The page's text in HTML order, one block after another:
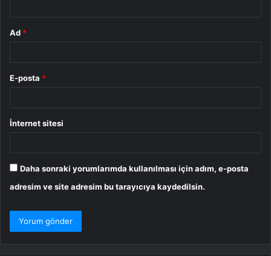
Ad *
E-posta *
İnternet sitesi
Daha sonraki yorumlarımda kullanılması için adım, e-posta
adresim ve site adresim bu tarayıcıya kaydedilsin.